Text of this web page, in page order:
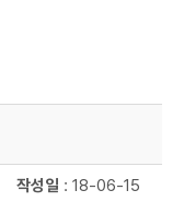
작성일 : 18-06-15